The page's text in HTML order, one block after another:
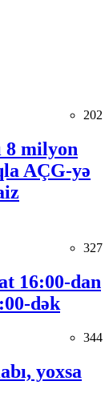
202
8 milyon
AÇG-yə
327
16:00-dan
dək
344
yoxsa